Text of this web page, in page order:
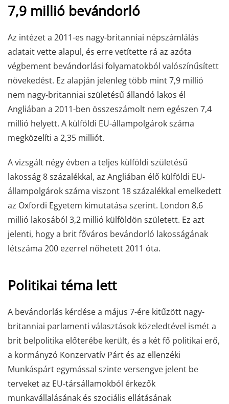
7,9 millió bevándorló
Az intézet a 2011-es nagy-britanniai népszámlálás
adatait vette alapul, és erre vetítette rá az azóta
végbement bevándorlási folyamatokból valószínűsített
növekedést. Ez alapján jelenleg több mint 7,9 millió
nem nagy-britanniai születésű állandó lakos él
Angliában a 2011-ben összeszámolt nem egészen 7,4
millió helyett. A külföldi EU-állampolgárok száma
megközelíti a 2,35 milliót.
A vizsgált négy évben a teljes külföldi születésű
lakosság 8 százalékkal, az Angliában élő külföldi EU-
állampolgárok száma viszont 18 százalékkal emelkedett
az Oxfordi Egyetem kimutatása szerint. London 8,6
millió lakosából 3,2 millió külföldön született. Ez azt
jelenti, hogy a brit főváros bevándorló lakosságának
létszáma 200 ezerrel nőhetett 2011 óta.
Politikai téma lett
A bevándorlás kérdése a május 7-ére kitűzött nagy-
britanniai parlamenti választások közeledtével ismét a
brit belpolitika előterébe került, és a két fő politikai erő,
a kormányzó Konzervatív Párt és az ellenzéki
Munkáspárt egymással szinte versengve jelent be
terveket az EU-társállamokból érkezők
munkavállalásának és szociális ellátásának